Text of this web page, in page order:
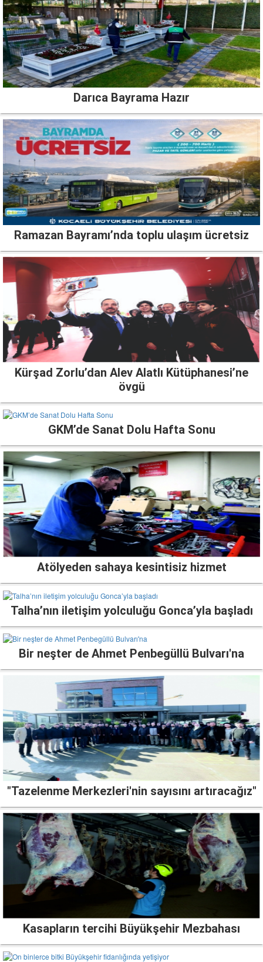
Darıca Bayrama Hazır
Ramazan Bayramı’nda toplu ulaşım ücretsiz
Kürşad Zorlu’dan Alev Alatlı Kütüphanesi’ne
övgü
GKM’de Sanat Dolu Hafta Sonu
Atölyeden sahaya kesintisiz hizmet
Talha’nın iletişim yolculuğu Gonca’yla başladı
Bir neşter de Ahmet Penbegüllü Bulvarı'na
"Tazelenme Merkezleri'nin sayısını artıracağız"
Kasapların tercihi Büyükşehir Mezbahası